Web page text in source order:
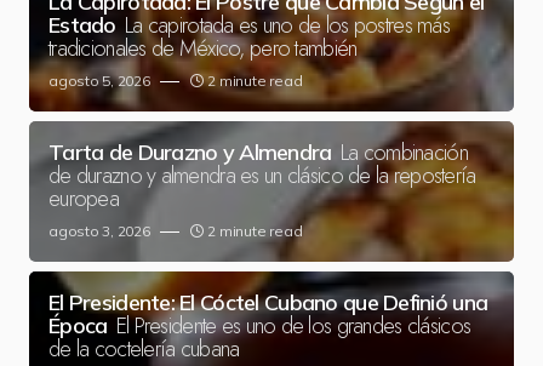
Estado La capirotada es uno de los postres más
tradicionales de México, pero también
agosto 5, 2026 2 minute read
Tarta de Durazno y Almendra La combinación
de durazno y almendra es un clásico de la repostería
europea
agosto 3, 2026 2 minute read
El Presidente: El Cóctel Cubano que Definió una
Época El Presidente es uno de los grandes clásicos
de la coctelería cubana